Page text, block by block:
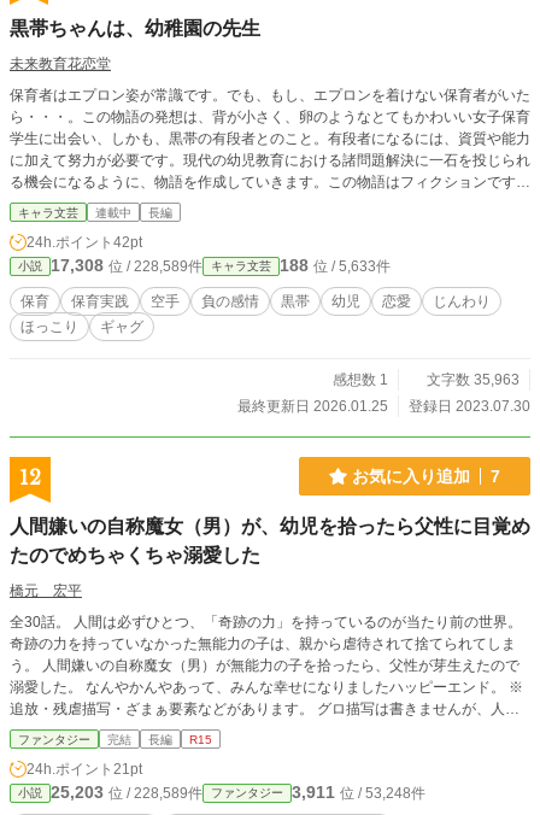
黒帯ちゃんは、幼稚園の先生
未来教育花恋堂
保育者はエプロン姿が常識です。でも、もし、エプロンを着けない保育者がいた
ら・・・。この物語の発想は、背が小さく、卵のようなとてもかわいい女子保育
学生に出会い、しかも、黒帯の有段者とのこと。有段者になるには、資質や能力
に加えて努力が必要です。現代の幼児教育における諸問題解決に一石を投じられ
る機会になるように、物語を作成していきます。この物語はフィクションです。
登場する人物、団体・名称等は架空であり、実在のものとは関係ありません。
キャラ文芸 連載中 長編
24h.ポイント 42pt
小説 17,308 位 / 228,589件 キャラ文芸 188 位 / 5,633件
保育 保育実践 空手 負の感情 黒帯 幼児 恋愛
じんわり
ほっこり
ギャグ
感想数 1
文字数 35,963
最終更新日 2026.01.25
登録日 2023.07.30
12 お気に入り追加 7
人間嫌いの自称魔女（男）が、幼児を拾ったら父性に目覚め
たのでめちゃくちゃ溺愛した
橋元 宏平
全30話。 人間は必ずひとつ、「奇跡の力」を持っているのが当たり前の世界。
奇跡の力を持っていなかった無能力の子は、親から虐待されて捨てられてしま
う。 人間嫌いの自称魔女（男）が無能力の子を拾ったら、父性が芽生えたので
溺愛した。 なんやかんやあって、みんな幸せになりましたハッピーエンド。 ※
追放・残虐描写・ざまぁ要素などがあります。 グロ描写は書きませんが、人が
たくさん死ぬので、苦手な人は閲覧注意。
ファンタジー 完結 長編 R15
24h.ポイント 21pt
小説 25,203 位 / 228,589件 ファンタジー 3,911 位 / 53,248件